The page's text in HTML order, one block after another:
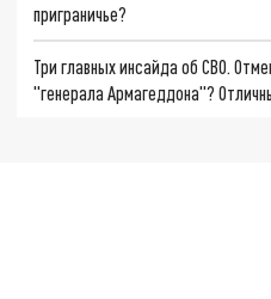
приграничье?
Три главных инсайда об СВО.
"генерала Армагеддона"?